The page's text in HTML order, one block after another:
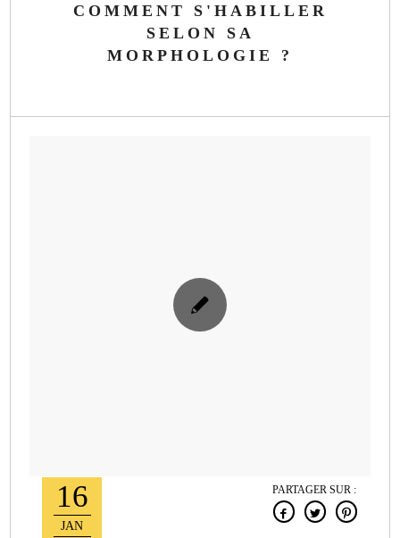
COMMENT S'HABILLER
SELON SA
MORPHOLOGIE ?
16
JAN
PARTAGER SUR :